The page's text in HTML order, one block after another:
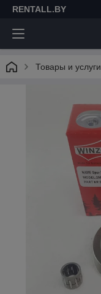
RENTALL.BY
Товары и услуги